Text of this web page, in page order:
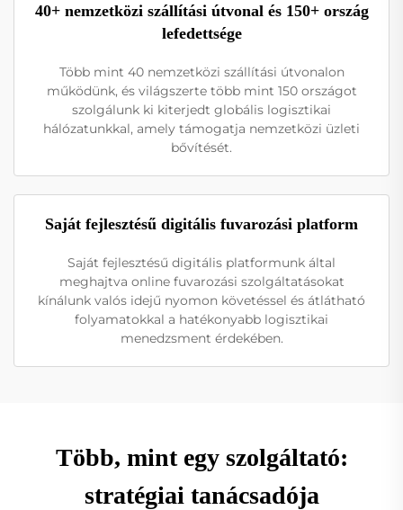
40+ nemzetközi szállítási útvonal és 150+ ország
lefedettsége
Több mint 40 nemzetközi szállítási útvonalon
működünk, és világszerte több mint 150 országot
szolgálunk ki kiterjedt globális logisztikai
hálózatunkkal, amely támogatja nemzetközi üzleti
bővítését.
Saját fejlesztésű digitális fuvarozási platform
Saját fejlesztésű digitális platformunk által
meghajtva online fuvarozási szolgáltatásokat
kínálunk valós idejű nyomon követéssel és átlátható
folyamatokkal a hatékonyabb logisztikai
menedzsment érdekében.
Több, mint egy szolgáltató:
stratégiai tanácsadója